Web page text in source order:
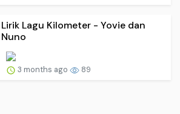
Lirik Lagu Kilometer - Yovie dan
Nuno
3 months ago 89